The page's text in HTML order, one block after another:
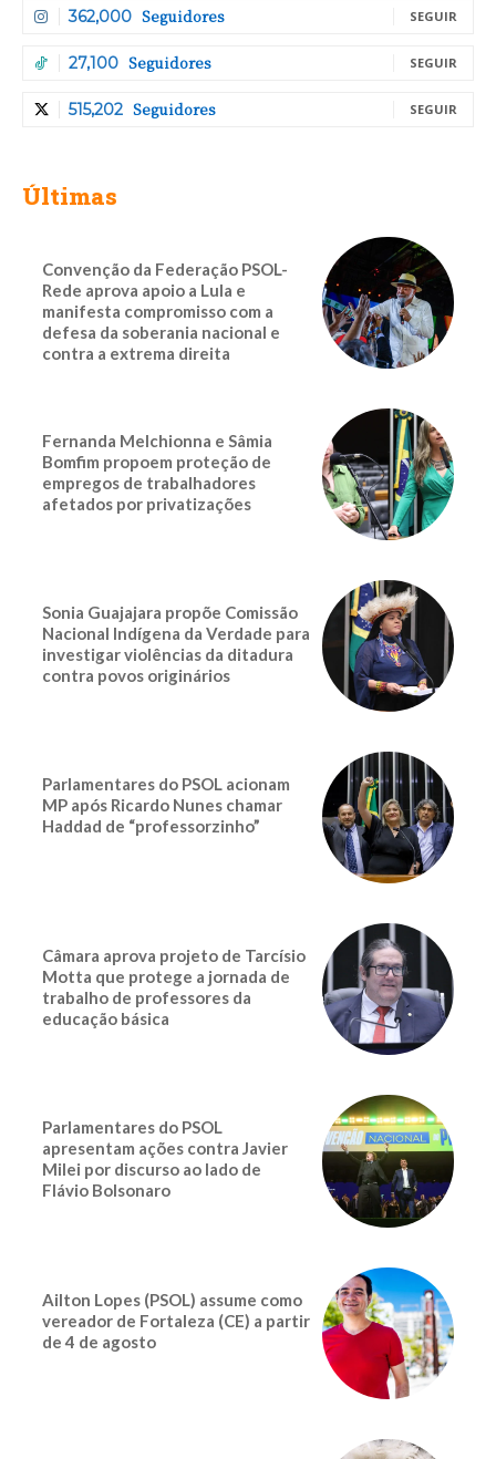
362,000 Seguidores SEGUIR
27,100 Seguidores SEGUIR
515,202 Seguidores SEGUIR
Últimas
Convenção da Federação PSOL-
Rede aprova apoio a Lula e
manifesta compromisso com a
defesa da soberania nacional e
contra a extrema direita
Fernanda Melchionna e Sâmia
Bomfim propoem proteção de
empregos de trabalhadores
afetados por privatizações
Sonia Guajajara propõe Comissão
Nacional Indígena da Verdade para
investigar violências da ditadura
contra povos originários
Parlamentares do PSOL acionam
MP após Ricardo Nunes chamar
Haddad de “professorzinho”
Câmara aprova projeto de Tarcísio
Motta que protege a jornada de
trabalho de professores da
educação básica
Parlamentares do PSOL
apresentam ações contra Javier
Milei por discurso ao lado de
Flávio Bolsonaro
Ailton Lopes (PSOL) assume como
vereador de Fortaleza (CE) a partir
de 4 de agosto